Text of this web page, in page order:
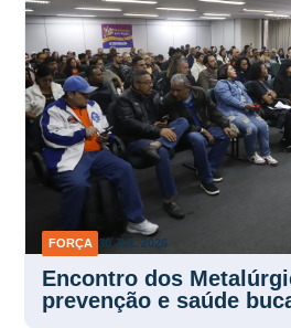
FORÇA 30 JUL 2026
Encontro dos
prevenção e saúde